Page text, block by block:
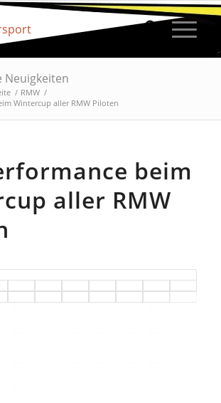
Neuigkeiten
/ RMW /
Wintercup aller RMW Piloten
beim
aller RMW